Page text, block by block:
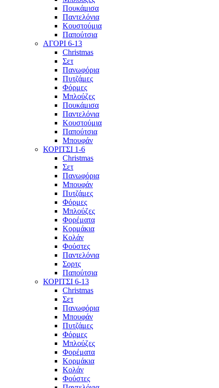
Πουκάμισα
Παντελόνια
Κουστούμια
Παπούτσια
ΑΓΟΡΙ 6-13
Christmas
Σετ
Πανωφόρια
Πυτζάμες
Φόρμες
Μπλούζες
Πουκάμισα
Παντελόνια
Κουστούμια
Παπούτσια
Μπουφάν
ΚΟΡΙΤΣΙ 1-6
Christmas
Σετ
Πανωφόρια
Μπουφάν
Πυτζάμες
Φόρμες
Μπλούζες
Φορέματα
Κορμάκια
Κολάν
Φούστες
Παντελόνια
Σορτς
Παπούτσια
ΚΟΡΙΤΣΙ 6-13
Christmas
Σετ
Πανωφόρια
Μπουφάν
Πυτζάμες
Φόρμες
Μπλούζες
Φορέματα
Κορμάκια
Κολάν
Φούστες